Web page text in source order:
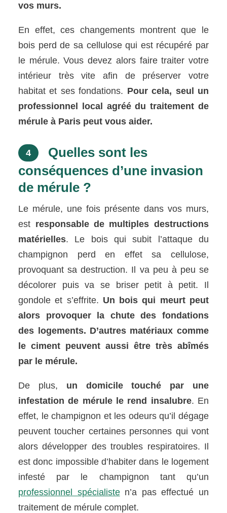
vos murs.
En effet, ces changements montrent que le
bois perd de sa cellulose qui est récupéré par
le mérule. Vous devez alors faire traiter votre
intérieur très vite afin de préserver votre
habitat et ses fondations. Pour cela, seul un
professionnel local agréé du traitement de
mérule à Paris peut vous aider.
4
Quelles sont les
conséquences d’une invasion
de mérule ?
Le mérule, une fois présente dans vos murs,
est responsable de multiples destructions
matérielles. Le bois qui subit l’attaque du
champignon perd en effet sa cellulose,
provoquant sa destruction. Il va peu à peu se
décolorer puis va se briser petit à petit. Il
gondole et s’effrite. Un bois qui meurt peut
alors provoquer la chute des fondations
des logements. D’autres matériaux comme
le ciment peuvent aussi être très abîmés
par le mérule.
De plus, un domicile touché par une
infestation de mérule le rend insalubre. En
effet, le champignon et les odeurs qu’il dégage
peuvent toucher certaines personnes qui vont
alors développer des troubles respiratoires. Il
est donc impossible d’habiter dans le logement
infesté par le champignon tant qu’un
professionnel spécialisten’a pas effectué un
traitement de mérule complet.